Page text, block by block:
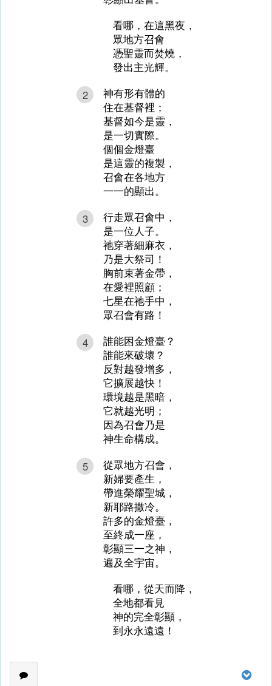
看哪，在這黑夜，
眾地方召會
憑聖靈而焚燒，
發出主光輝。
2
神有形有體的
住在基督裡；
基督如今是靈，
是一切實際。
個個金燈臺
是這靈的複製，
召會在各地方
一一的顯出。
3
行走眾召會中，
是一位人子。
祂穿著細麻衣，
乃是大祭司！
胸前束著金帶，
在愛裡照顧；
七星在祂手中，
眾召會有路！
4
誰能困金燈臺？
誰能來破壞？
反對越發增多，
它擴展越快！
環境越是黑暗，
它就越光明；
因為召會乃是
神生命構成。
5
從眾地方召會，
新婦要產生，
帶進榮耀聖城，
新耶路撒冷。
許多的金燈臺，
至終成一座，
彰顯三一之神，
遍及全宇宙。
看哪，從天而降，
全地都看見
神的完全彰顯，
到永永遠遠！